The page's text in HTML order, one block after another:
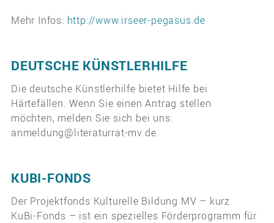
Mehr Infos: http://www.irseer-pegasus.de
DEUTSCHE KÜNSTLERHILFE
Die deutsche Künstlerhilfe bietet Hilfe bei
Härtefällen. Wenn Sie einen Antrag stellen
möchten, melden Sie sich bei uns:
anmeldung@literaturrat-mv.de.
KUBI-FONDS
Der Projektfonds Kulturelle Bildung MV – kurz
KuBi-Fonds – ist ein spezielles Förderprogramm für